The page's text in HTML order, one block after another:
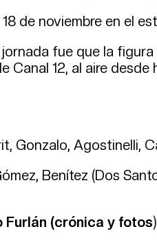
de noviembre en el
fue que la
Canal 12, al aire
Gonzalo, Agostinelli,
Benítez (Dos
Furlán (crónica y fotos)